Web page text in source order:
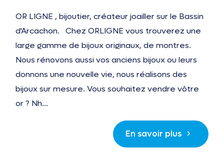
OR LIGNE , bijoutier, créateur joailler sur le Bassin
d'Arcachon. Chez ORLIGNE vous trouverez une
large gamme de bijoux originaux, de montres.
Nous rénovons aussi vos anciens bijoux ou leurs
donnons une nouvelle vie, nous réalisons des
bijoux sur mesure. Vous souhaitez vendre vôtre
or ? Nh...
En savoir plus